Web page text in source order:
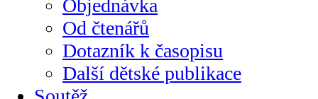
Objednávka
Od čtenářů
Dotazník k časopisu
Další dětské publikace